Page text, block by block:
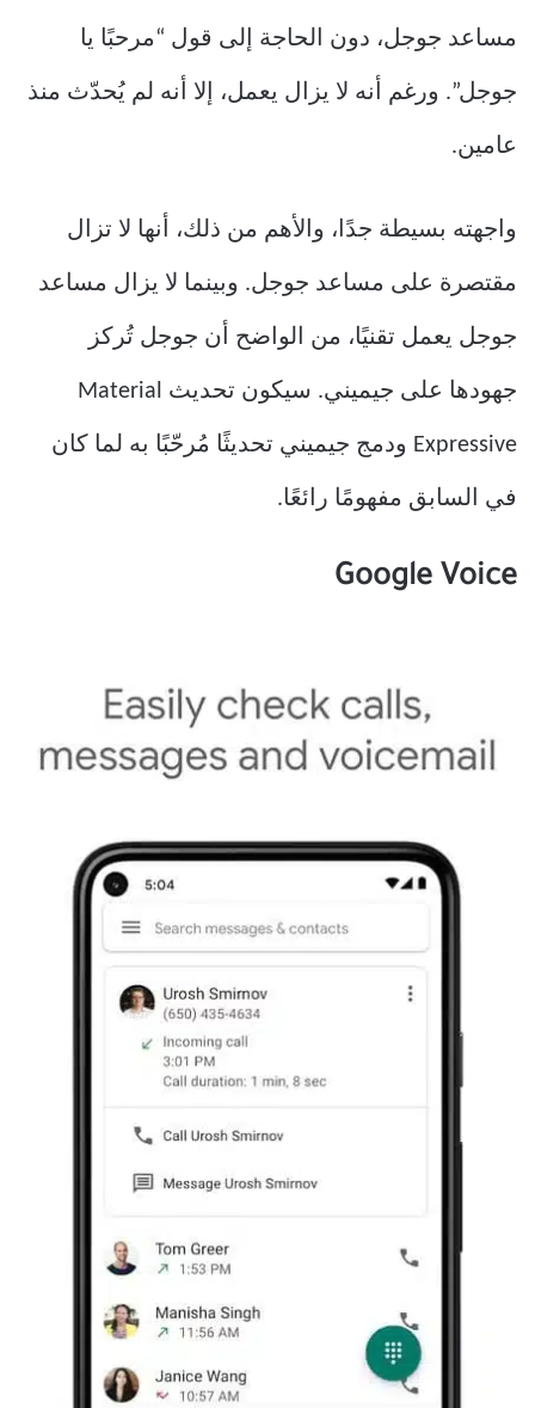
مساعد جوجل، دون الحاجة إلى قول “مرحبًا يا
جوجل”. ورغم أنه لا يزال يعمل، إلا أنه لم يُحدّث منذ
عامين.
واجهته بسيطة جدًا، والأهم من ذلك، أنها لا تزال
مقتصرة على مساعد جوجل. وبينما لا يزال مساعد
جوجل يعمل تقنيًا، من الواضح أن جوجل تُركز
جهودها على جيميني. سيكون تحديث Material
Expressive ودمج جيميني تحديثًا مُرحّبًا به لما كان
في السابق مفهومًا رائعًا.
Google Voice